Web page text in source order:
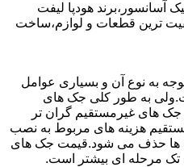
آسانسور،برند هودپا لیفت
ترین قطعات و لوازم،ساخت
به نوع آن و بسیاری عوامل
به طور کلی جک های
جک های غیرمستقیم گران تر
هزینه های مربوط به نصب
ها حذف می شود.قیمت جک های
تک مرحله ای بیشتر است.